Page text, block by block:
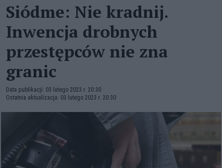
Siódme: Nie kradnij.
Inwencja drobnych
przestępców nie zna
granic
Data publikacji: 03 lutego 2023 r. 20:30
Ostatnia aktualizacja: 03 lutego 2023 r. 20:30